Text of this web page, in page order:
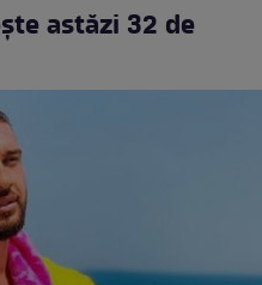
astăzi 32 de